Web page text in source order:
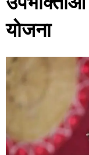
योजना